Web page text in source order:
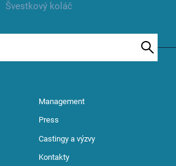
Švestkový koláč
Management
Press
Castingy a výzvy
Kontakty